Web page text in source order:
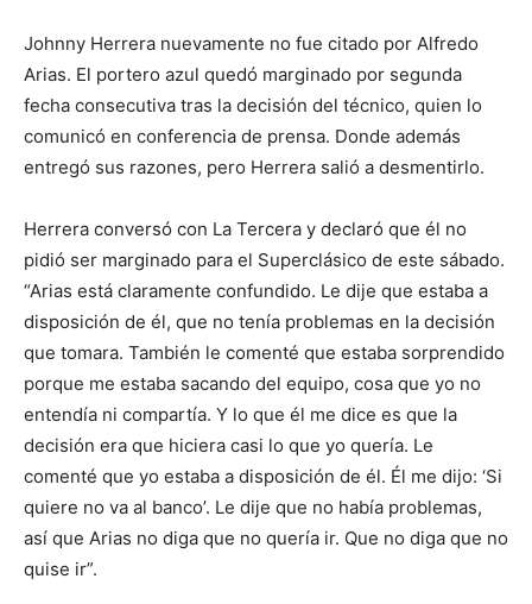
Johnny Herrera nuevamente no fue citado por Alfredo
Arias. El portero azul quedó marginado por segunda
fecha consecutiva tras la decisión del técnico, quien lo
comunicó en conferencia de prensa. Donde además
entregó sus razones, pero Herrera salió a desmentirlo.
Herrera conversó con La Tercera y declaró que él no
pidió ser marginado para el Superclásico de este sábado.
“Arias está claramente confundido. Le dije que estaba a
disposición de él, que no tenía problemas en la decisión
que tomara. También le comenté que estaba sorprendido
porque me estaba sacando del equipo, cosa que yo no
entendía ni compartía. Y lo que él me dice es que la
decisión era que hiciera casi lo que yo quería. Le
comenté que yo estaba a disposición de él. Él me dijo: ‘Si
quiere no va al banco’. Le dije que no había problemas,
así que Arias no diga que no quería ir. Que no diga que no
quise ir”.